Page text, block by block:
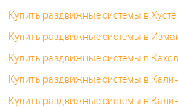
Купить раздвижные системы в Хусте
Купить раздвижные системы в
Купить раздвижные системы в
Купить раздвижные системы в
Купить раздвижные системы в